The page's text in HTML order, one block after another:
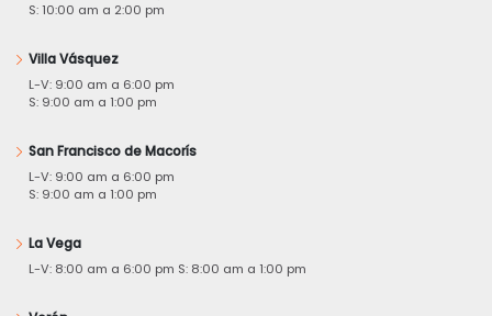
S: 10:00 am a 2:00 pm
Villa Vásquez
L-V: 9:00 am a 6:00 pm
S: 9:00 am a 1:00 pm
San Francisco de Macorís
L-V: 9:00 am a 6:00 pm
S: 9:00 am a 1:00 pm
La Vega
L-V: 8:00 am a 6:00 pm S: 8:00 am a 1:00 pm